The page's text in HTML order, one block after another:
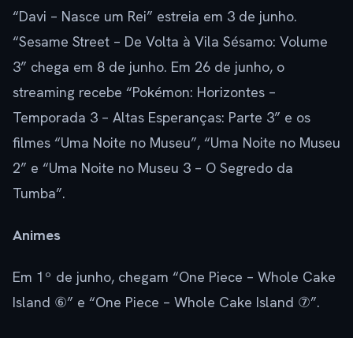
“Davi – Nasce um Rei” estreia em 3 de junho.
“Sesame Street – De Volta à Vila Sésamo: Volume
3” chega em 8 de junho. Em 26 de junho, o
streaming recebe “Pokémon: Horizontes –
Temporada 3 – Altas Esperanças: Parte 3” e os
filmes “Uma Noite no Museu”, “Uma Noite no Museu
2” e “Uma Noite no Museu 3 – O Segredo da
Tumba”.
Animes
Em 1º de junho, chegam “One Piece – Whole Cake
Island ⑥” e “One Piece – Whole Cake Island ⑦”.